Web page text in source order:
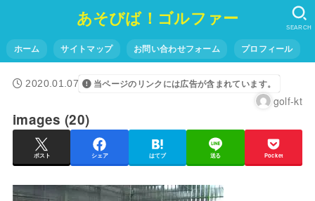
あそびば！ゴルファー
ホーム サイトマップ お問い合わせフォーム プロフィール
SEARCH
2020.01.07 当ページのリンクには広告が含まれています。
golf-kt
images (20)
ポスト シェア はてブ 送る Pocket